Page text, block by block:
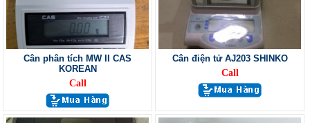
Cân phân tích MW II CAS
KOREAN
Call
Cân điện tử AJ203 SHINKO
Call